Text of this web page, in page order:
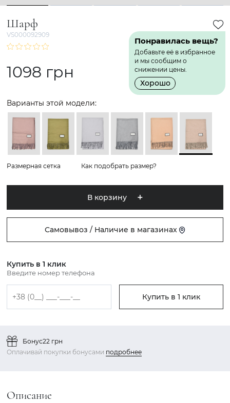
1 2 3 4 5
Шарф
VS000092909
Понравилась вещь?
Добавьте её в избранное
и мы сообщим о
снижении цены.
Хорошо
1098 грн
Варианты этой модели:
Размерная сетка Как подобрать размер?
В корзину
Самовывоз / Наличие в магазинах
Купить в 1 клик
Введите номер телефона
Купить в 1 клик
Бонус22 грн
Оплачивай покупки бонусами подробнее
Описание